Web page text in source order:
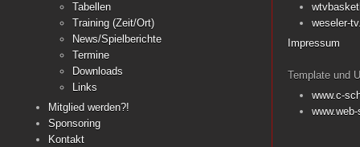
Tabellen
Training (Zeit/Ort)
News/Spielberichte
Termine
Downloads
Links
Mitglied werden?!
Sponsoring
Kontakt
weseler-
Impressum
Template und
www.c-